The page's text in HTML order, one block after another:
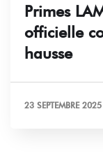
Primes
officielle
hausse
23 SEPTEMBRE 2025